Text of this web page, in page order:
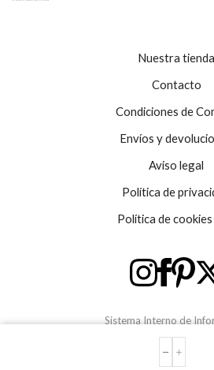
Nuestra tienda
Contacto
Condiciones de
Envíos y
Aviso legal
Política de
Política de cookies
Sistema Interno de